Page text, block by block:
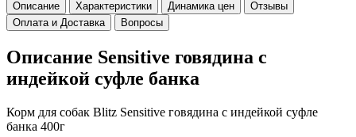
Описание Характеристики Динамика цен
Отзывы
Оплата и Доставка
Вопросы
Описание Sensitive говядина с
индейкой суфле банка
Корм для собак Blitz Sensitive говядина с индейкой суфле
банка 400г